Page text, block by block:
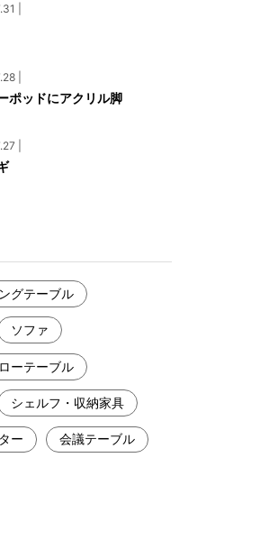
資料請求
工務店様・設計会社様向けお問い合わせ
一枚板買い取りに関して
|
|
ポッドにアクリル脚
|
グテーブル
ソファ
ローテーブル
シェルフ・収納家具
ー 会議テーブル